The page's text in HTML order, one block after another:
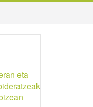
eta